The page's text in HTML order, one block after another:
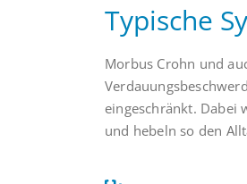
Typische
Morbus Crohn und
eingeschränkt. Dabei
und hebeln so den